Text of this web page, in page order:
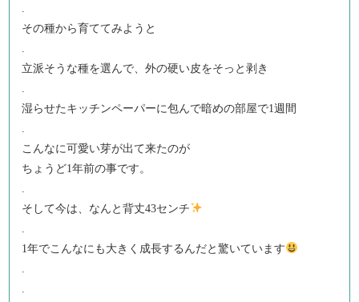
.
その種から育ててみようと
.
立派そうな種を選んで、外の硬い皮をそっと剥き
.
湿らせたキッチンペーパーに包んで暗めの部屋で1週間
.
こんなに可愛い芽が出て来たのが
ちょうど1年前の事です。
.
そして今は、なんと背丈43センチ
.
1年でこんなにも大きく成長するんだと驚いています
.
.